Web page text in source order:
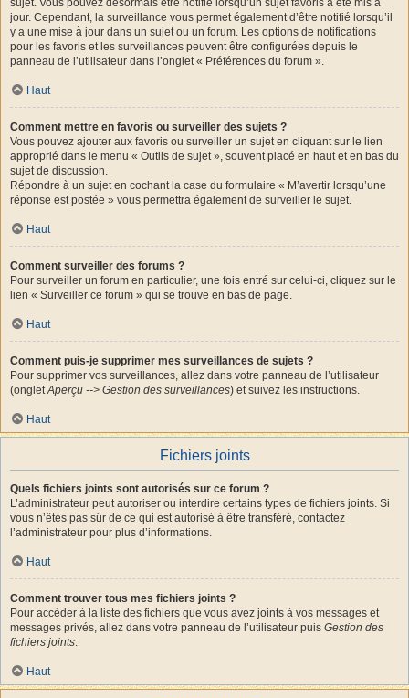
sujet. Vous pouvez désormais être notifié lorsqu’un sujet favoris a été mis à
jour. Cependant, la surveillance vous permet également d’être notifié lorsqu’il
y a une mise à jour dans un sujet ou un forum. Les options de notifications
pour les favoris et les surveillances peuvent être configurées depuis le
panneau de l’utilisateur dans l’onglet « Préférences du forum ».
Haut
Comment mettre en favoris ou surveiller des sujets ?
Vous pouvez ajouter aux favoris ou surveiller un sujet en cliquant sur le lien
approprié dans le menu « Outils de sujet », souvent placé en haut et en bas du
sujet de discussion.
Répondre à un sujet en cochant la case du formulaire « M’avertir lorsqu’une
réponse est postée » vous permettra également de surveiller le sujet.
Haut
Comment surveiller des forums ?
Pour surveiller un forum en particulier, une fois entré sur celui-ci, cliquez sur le
lien « Surveiller ce forum » qui se trouve en bas de page.
Haut
Comment puis-je supprimer mes surveillances de sujets ?
Pour supprimer vos surveillances, allez dans votre panneau de l’utilisateur
(ongletAperçu --> Gestion des surveillances) et suivez les instructions.
Haut
Fichiers joints
Quels fichiers joints sont autorisés sur ce forum ?
L’administrateur peut autoriser ou interdire certains types de fichiers joints. Si
vous n’êtes pas sûr de ce qui est autorisé à être transféré, contactez
l’administrateur pour plus d’informations.
Haut
Comment trouver tous mes fichiers joints ?
Pour accéder à la liste des fichiers que vous avez joints à vos messages et
messages privés, allez dans votre panneau de l’utilisateur puis Gestion des
fichiers joints.
Haut